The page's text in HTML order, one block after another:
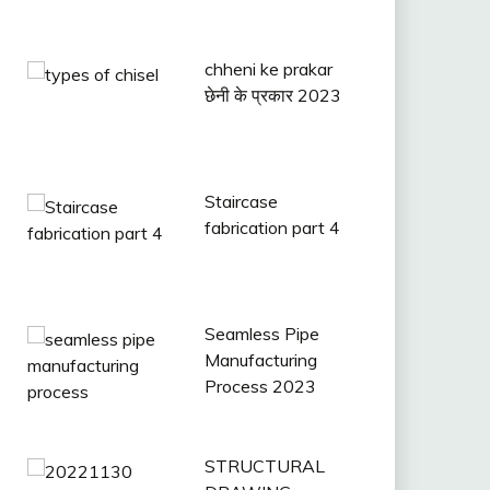
chheni ke prakar
छेनी के प्रकार 2023
Staircase
fabrication part 4
Seamless Pipe
Manufacturing
Process 2023
STRUCTURAL